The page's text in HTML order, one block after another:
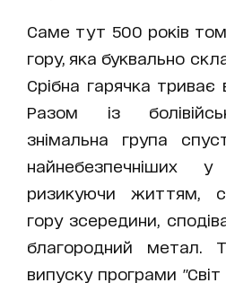
Саме тут 500 років
гору, яка буквально
Срібна гарячка триває
Разом із
знімальна група
найнебезпечніших
ризикуючи життям,
гору зсередини,
благородний метал.
випуску програми "Світ